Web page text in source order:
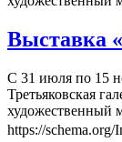
Выставка
С 31 июля по 15
Третьяковская
художественный
https://schema.org/